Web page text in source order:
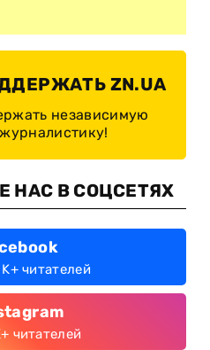
ZN.UA
независимую
журналистику!
НАС В СОЦСЕТЯХ
K+ читателей
читателей